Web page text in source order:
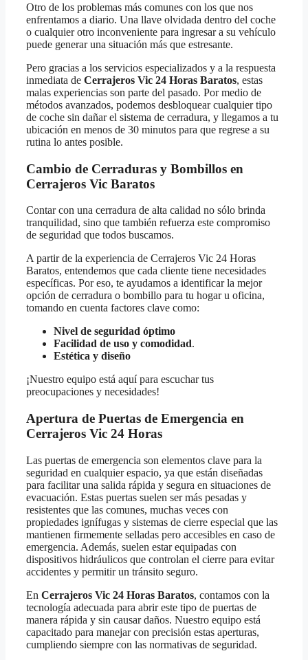
Otro de los problemas más comunes con los que nos
enfrentamos a diario. Una llave olvidada dentro del coche
o cualquier otro inconveniente para ingresar a su vehículo
puede generar una situación más que estresante.
Pero gracias a los servicios especializados y a la respuesta
inmediata de Cerrajeros Vic 24 Horas Baratos, estas
malas experiencias son parte del pasado. Por medio de
métodos avanzados, podemos desbloquear cualquier tipo
de coche sin dañar el sistema de cerradura, y llegamos a tu
ubicación en menos de 30 minutos para que regrese a su
rutina lo antes posible.
Cambio de Cerraduras y Bombillos en
Cerrajeros Vic Baratos
Contar con una cerradura de alta calidad no sólo brinda
tranquilidad, sino que también refuerza este compromiso
de seguridad que todos buscamos.
A partir de la experiencia de Cerrajeros Vic 24 Horas
Baratos, entendemos que cada cliente tiene necesidades
específicas. Por eso, te ayudamos a identificar la mejor
opción de cerradura o bombillo para tu hogar u oficina,
tomando en cuenta factores clave como:
Nivel de seguridad óptimo
Facilidad de uso y comodidad.
Estética y diseño
¡Nuestro equipo está aquí para escuchar tus
preocupaciones y necesidades!
Apertura de Puertas de Emergencia en
Cerrajeros Vic 24 Horas
Las puertas de emergencia son elementos clave para la
seguridad en cualquier espacio, ya que están diseñadas
para facilitar una salida rápida y segura en situaciones de
evacuación. Estas puertas suelen ser más pesadas y
resistentes que las comunes, muchas veces con
propiedades ignífugas y sistemas de cierre especial que las
mantienen firmemente selladas pero accesibles en caso de
emergencia. Además, suelen estar equipadas con
dispositivos hidráulicos que controlan el cierre para evitar
accidentes y permitir un tránsito seguro.
En Cerrajeros Vic 24 Horas Baratos, contamos con la
tecnología adecuada para abrir este tipo de puertas de
manera rápida y sin causar daños. Nuestro equipo está
capacitado para manejar con precisión estas aperturas,
cumpliendo siempre con las normativas de seguridad.